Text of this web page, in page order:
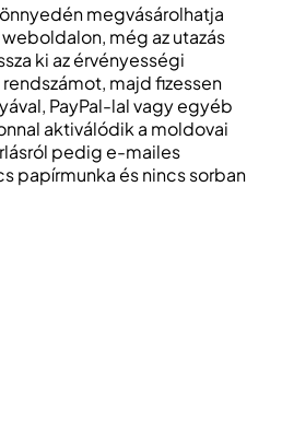
megvásárolhatja
még az utazás
ki az érvényességi
majd fizessen
PayPal-lal vagy egyéb
aktiválódik a moldovai
pedig e-mailes
papírmunka és nincs sorban